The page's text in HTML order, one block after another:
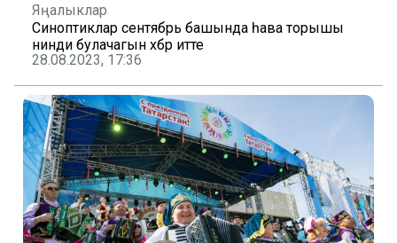
Яңалыклар
Синоптиклар сентябрь башында һава торышы
нинди булачагын хәбәр итте
28.08.2023, 17:36